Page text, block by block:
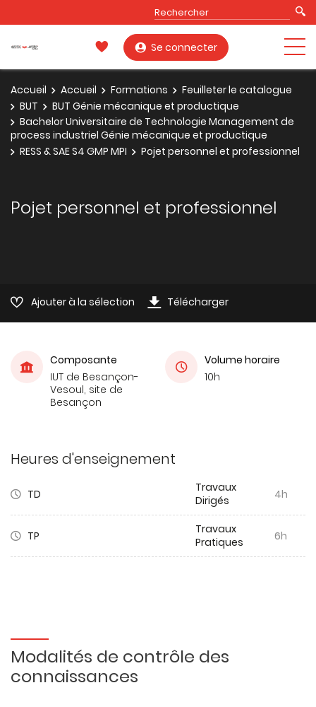
Se connecter
Accueil Accueil Formations
Feuilleter le catalogue
BUT
BUT Génie mécanique et productique
Bachelor Universitaire de Technologie Management de
process industriel Génie mécanique et productique
RESS & SAE S4 GMP MPI
Pojet personnel et professionnel
Pojet personnel et professionnel
Ajouter à la sélection Télécharger
Composante
IUT de Besançon-
Vesoul, site de
Besançon
Volume horaire
10h
Heures d'enseignement
TD
Travaux
Dirigés
4h
TP
Travaux
Pratiques
6h
Modalités de contrôle des
connaissances